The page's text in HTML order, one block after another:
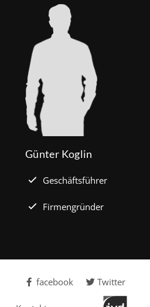
…)
Günter Koglin
Geschäftsführer
Firmengründer
facebook Twitter